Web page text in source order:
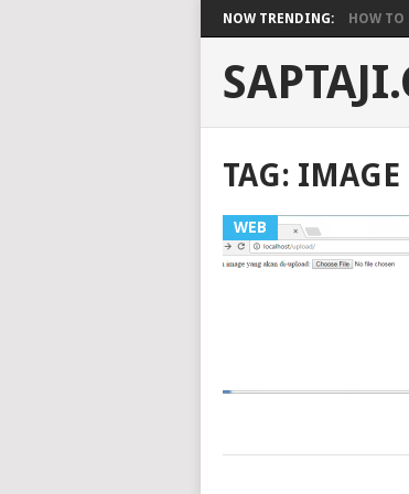
NOW TRENDING: HOW TO
TAG: IMAGE
WEB